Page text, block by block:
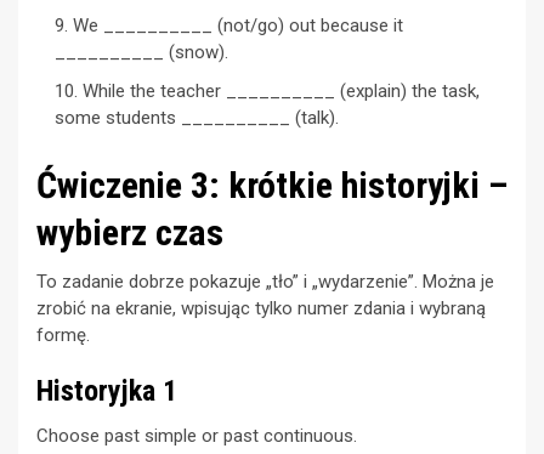
We __________ (not/go) out because it
__________ (snow).
While the teacher __________ (explain) the task,
some students __________ (talk).
Ćwiczenie 3: krótkie historyjki –
wybierz czas
To zadanie dobrze pokazuje „tło” i „wydarzenie”. Można je
zrobić na ekranie, wpisując tylko numer zdania i wybraną
formę.
Historyjka 1
Choose past simple or past continuous.